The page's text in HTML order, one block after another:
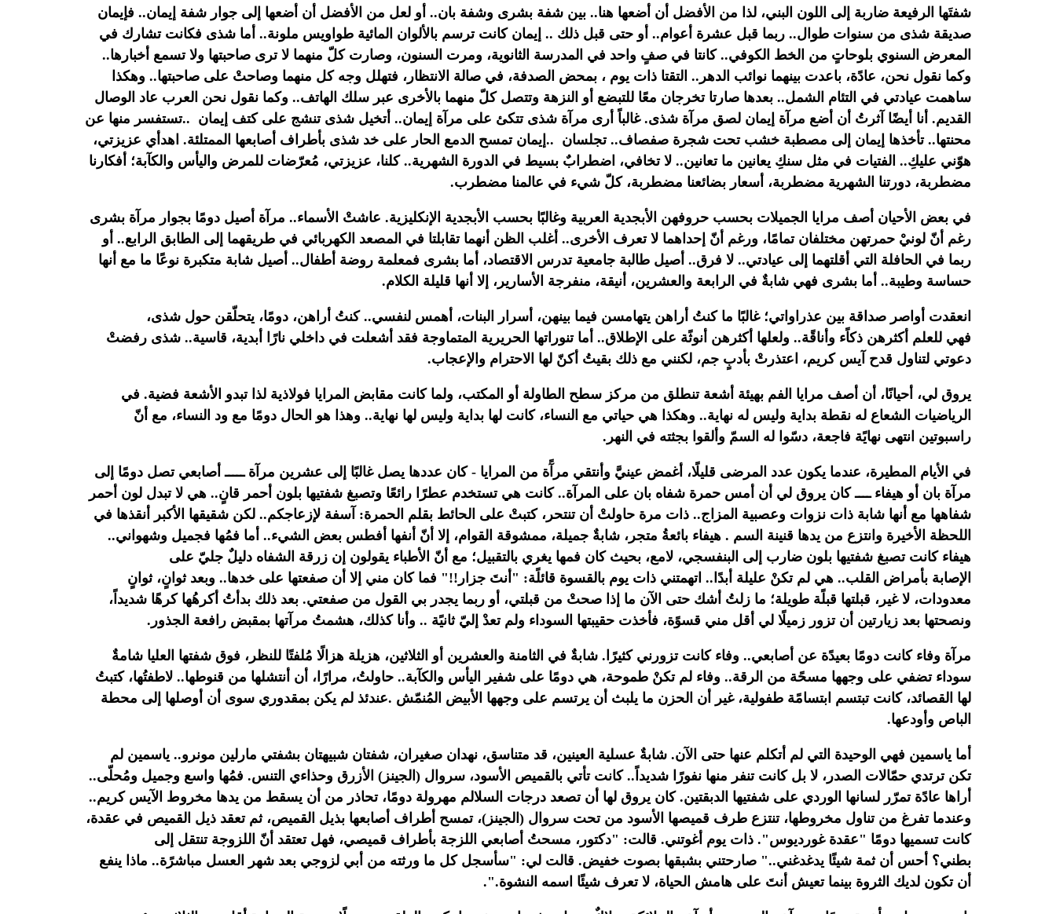
شفتَها الرفيعة ضاربة إلى اللون البني، لذا من الأفضل أن أضعها هنا.. بين شفة بشرى وشفة بان.. أو لعل من الأفضل أن أضعها إلى جوار شفة إيمان.. فإيمان
صديقة شذى من سنوات طوال.. ربما قبل عشرة أعوام.. أو حتى قبل ذلك ..إيمان كانت ترسم بالألوان المائية طواويس ملونة.. أما شذى فكانت تشارك في
المعرض السنوي بلوحاتٍ من الخط الكوفي.. كانتا في صفٍ واحد في المدرسة الثانوية، ومرت السنون، وصارت كلّ منهما لا ترى صاحبتها ولا تسمع أخبارها..
وكما نقول نحن، عادًة، باعدت بينهما نوائب الدهر.. التقتا ذات يوم ، بمحض الصدفة، في صالة الانتظار، فتهلل وجه كل منهما وصاحتْ على صاحبتها.. وهكذا
ساهمت عيادتي في التئام الشمل.. بعدها صارتا تخرجان معًا للتبضع أو النزهة وتتصل كلّ منهما بالأخرى عبر سلك الهاتف.. وكما نقول نحن العرب عاد الوصال
القديم. أنا أيضًا آثرتُ أن أضع مرآة إيمان لصق مرآة شذى. غالباً أرى مرآة شذى تتكئ على مرآة إيمان.. أتخيل شذى تنشج على كتف إيمان ..تستفسر منها عن
محنتها.. تأخذها إيمان إلى مصطبة خشب تحت شجرة صفصاف.. تجلسان ..إيمان تمسح الدمع الحار على خد شذى بأطراف أصابعها الممتلئة. اهدأي عزيزتي،
هوّني عليكِ.. الفتيات في مثل سنكِ يعانين ما تعانين.. لا تخافي، اضطرابٌ بسيط في الدورة الشهرية.. كلنا، عزيزتي، مُعرّضات للمرض واليأس والكآبة؛ أفكارنا
مضطربة، دورتنا الشهرية مضطربة، أسعار بضائعنا مضطربة، كلّ شيء في عالمنا مضطرب.‏
في بعض الأحيان أصف مرايا الجميلات بحسب حروفهن الأبجدية العربية وغالبًا بحسب الأبجدية الإنكليزية. عاشتْ الأسماء.. مرآة أصيل دومًا بجوار مرآة بشرى
رغم أنّ لونيْ حمرتهن مختلفان تمامًا، ورغم أنّ إحداهما لا تعرف الأخرى.. أغلب الظن أنهما تقابلتا في المصعد الكهربائي في طريقهما إلى الطابق الرابع.. أو
ربما في الحافلة التي أقلتهما إلى عيادتي.. لا فرق.. أصيل طالبة جامعية تدرس الاقتصاد، أما بشرى فمعلمة روضة أطفال.. أصيل شابة متكبرة نوعًا ما مع أنها
حساسة وطيبة.. أما بشرى فهي شابةٌ في الرابعة والعشرين، أنيقة، منفرجة الأسارير، إلا أنها قليلة الكلام.‏
انعقدت أواصر صداقة بين عذراواتي؛ غالبًا ما كنتُ أراهن يتهامسن فيما بينهن، أسرار البنات، أهمس لنفسي.. كنتُ أراهن، دومًا، يتحلّقن حول شذى،
فهي للعلم أكثرهن ذكاًء وأناقًة.. ولعلها أكثرهن أنوثًة على الإطلاق.. أما تنوراتها الحريرية المتماوجة فقد أشعلت في داخلي نارًا أبدية، قاسية.. شذى رفضتْ
دعوتي لتناول قدح آيس كريم، اعتذرتْ بأدبٍ جم، لكنني مع ذلك بقيتُ أكنّ لها الاحترام والإعجاب.‏
يروق لي، أحيانًا، أن أصف مرايا الفم بهيئة أشعة تنطلق من مركز سطح الطاولة أو المكتب، ولما كانت مقابض المرايا فولاذية لذا تبدو الأشعة فضية. في
الرياضيات الشعاع له نقطة بداية وليس له نهاية.. وهكذا هي حياتي مع النساء، كانت لها بداية وليس لها نهاية.. وهذا هو الحال دومًا مع ود النساء، مع أنّ
راسبوتين انتهى نهايًة فاجعة، دسّوا له السمّ وألقوا بجثته في النهر.‏
في الأيام المطيرة، عندما يكون عدد المرضى قليلًا، أغمض عينيَّ وأنتقي مرآًة من المرايا - كان عددها يصل غالبًا إلى عشرين مرآة ـــــ أصابعي تصل دومًا إلى
مرآة بان أو هيفاء ــــ كان يروق لي أن أمس حمرة شفاه بان على المرآة.. كانت هي تستخدم عطرًا رائعًا وتصبغ شفتيها بلون أحمر قانٍ.. هي لا تبدل لون أحمر
شفاهها مع أنها شابة ذات نزوات وعصبية المزاج.. ذات مرة حاولتْ أن تنتحر، كتبتْ على الحائط بقلم الحمرة: آسفة لإزعاجكم.. لكن شقيقها الأكبر أنقذها في
اللحظة الأخيرة وانتزع من يدها قنينة السم .هيفاء بائعةُ متجر، شابةٌ جميلة، ممشوقة القوام، إلا أنّ أنفها أفطس بعض الشيء.. أما فمُها فجميل وشهواني..
هيفاء كانت تصبغ شفتيها بلون ضارب إلى البنفسجي، لامع، بحيث كان فمها يغري بالتقبيل؛ مع أنّ الأطباء يقولون إن زرقة الشفاه دليلٌ جليّ على
الإصابة بأمراض القلب.. هي لم تكنْ عليلة أبدًا.. اتهمتني ذات يوم بالقسوة قائلًة: "أنتَ جزار!!" فما كان مني إلا أن صفعتها على خدها.. وبعد ثوانٍ، ثوانٍ
معدودات، لا غير، قبلتها قبلًة طويلة؛ ما زلتُ أشك حتى الآن ما إذا صحتْ من قبلتي، أو ربما يجدر بي القول من صفعتي. بعد ذلك بدأتُ أكرهُها كرهًا شديداً،
ونصحتها بعد زيارتين أن تزور زميلًا لي أقل مني قسوًة، فأخذت حقيبتها السوداء ولم تعدْ إليّ ثانيًة .. وأنا كذلك، هشمتُ مرآتها بمقبض رافعة الجذور.‏
مرآة وفاء كانت دومًا بعيدًة عن أصابعي.. وفاء كانت تزورني كثيرًا. شابةٌ في الثامنة والعشرين أو الثلاثين، هزيلة هزالًا مُلفتًا للنظر، فوق شفتها العليا شامةٌ
سوداء تضفي على وجهها مسحًة من الرقة.. وفاء لم تكنْ طموحة، هي دومًا على شفير اليأس والكآبة.. حاولتُ، مرارًا، أن أنتشلها من قنوطها.. لاطفتُها، كتبتُ
لها القصائد، كانت تبتسم ابتسامًة طفولية، غير أن الحزن ما يلبث أن يرتسم على وجهها الأبيض المُنمّش .عندئذ لم يكن بمقدوري سوى أن أوصلها إلى محطة
الباص وأودعها.‏
أما ياسمين فهي الوحيدة التي لم أتكلم عنها حتى الآن. شابةٌ عسلية العينين، قد متناسق، نهدان صغيران، شفتان شبيهتان بشفتي مارلين مونرو.. ياسمين لم
تكن ترتدي حمّالات الصدر، لا بل كانت تنفر منها نفورًا شديداً.. كانت تأتي بالقميص الأسود، سروال (الجينز) الأزرق وحذاءي التنس. فمُها واسع وجميل ومُحلّى..
أراها عادًة تمرّر لسانها الوردي على شفتيها الدبقتين. كان يروق لها أن تصعد درجات السلالم مهرولة دومًا، تحاذر من أن يسقط من يدها مخروط الآيس كريم..
وعندما تفرغ من تناول مخروطها، تنتزع طرف قميصها الأسود من تحت سروال (الجينز)، تمسح أطراف أصابعها بذيل القميص، ثم تعقد ذيل القميص في عقدة،
كانت تسميها دومًا "عقدة غورديوس". ذات يوم أغوتني. قالت: "دكتور، مسحتُ أصابعي اللزجة بأطراف قميصي، فهل تعتقد أنّ اللزوجة تنتقل إلى
بطني؟ أحس أن ثمة شيئًا يدغدغني.." صارحتني بشبقها بصوت خفيض. قالت لي: "سأسجل كل ما ورثته من أبي لزوجي بعد شهر العسل مباشرًة.. ماذا ينفع
أن تكون لديك الثروة بينما تعيش أنتَ على هامش الحياة، لا تعرف شيئًا اسمه النشوة.".‏